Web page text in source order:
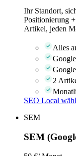
Ihr Standort,
Positionierung
Artikel, jeden
Alles
2
SEO Local
SEM
SEM